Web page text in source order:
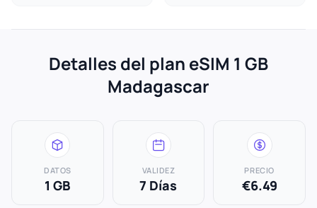
Detalles del plan eSIM 1 GB
Madagascar
DATOS
1 GB
VALIDEZ
7 Días
PRECIO
€6.49